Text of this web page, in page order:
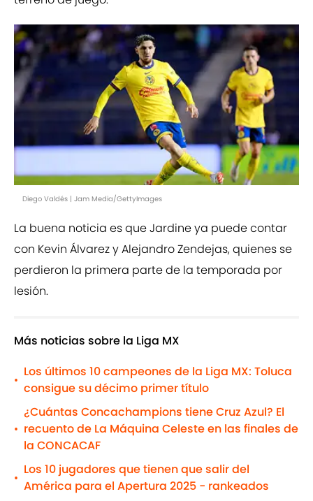
Diego Valdés | Jam Media/GettyImages
La buena noticia es que Jardine ya puede contar
con Kevin Álvarez y Alejandro Zendejas, quienes se
perdieron la primera parte de la temporada por
lesión.
Más noticias sobre la Liga MX
•
Los últimos 10 campeones de la Liga MX: Toluca
consigue su décimo primer título
•
¿Cuántas Concachampions tiene Cruz Azul? El
recuento de La Máquina Celeste en las finales de
la CONCACAF
•
Los 10 jugadores que tienen que salir del
América para el Apertura 2025 - rankeados